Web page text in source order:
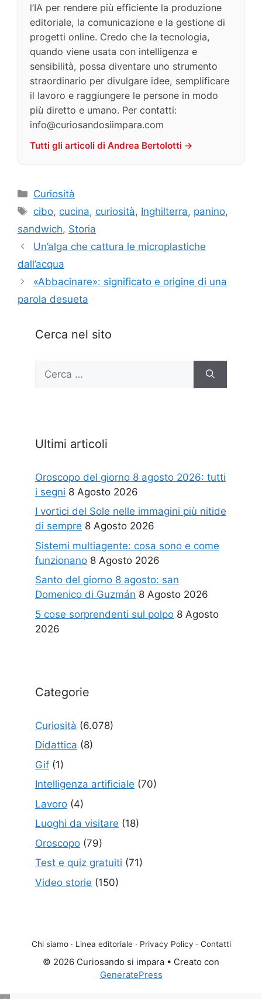
l’IA per rendere più efficiente la produzione
editoriale, la comunicazione e la gestione di
progetti online. Credo che la tecnologia,
quando viene usata con intelligenza e
sensibilità, possa diventare uno strumento
straordinario per divulgare idee, semplificare
il lavoro e raggiungere le persone in modo
più diretto e umano. Per contatti:
info@curiosandosiimpara.com
Tutti gli articoli di Andrea Bertolotti →
Categorie
Curiosità
Tag
cibo, cucina, curiosità, Inghilterra, panino,
sandwich, Storia
Un’alga che cattura le microplastiche
dall’acqua
«Abbacinare»: significato e origine di una
parola desueta
Cerca nel sito
per:
Ultimi articoli
Oroscopo del giorno 8 agosto 2026: tutti
i segni 8 Agosto 2026
I vortici del Sole nelle immagini più nitide
di sempre 8 Agosto 2026
Sistemi multiagente: cosa sono e come
funzionano 8 Agosto 2026
Santo del giorno 8 agosto: san
Domenico di Guzmán 8 Agosto 2026
5 cose sorprendenti sul polpo 8 Agosto
2026
Categorie
Curiosità (6.078)
Didattica (8)
Gif (1)
Intelligenza artificiale (70)
Lavoro (4)
Luoghi da visitare (18)
Oroscopo (79)
Test e quiz gratuiti (71)
Video storie (150)
Chi siamo · Linea editoriale · Privacy Policy · Contatti
© 2026 Curiosando si impara • Creato con
GeneratePress